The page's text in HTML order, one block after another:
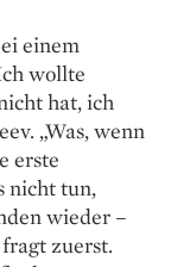
einem
wollte
hat, ich
„Was, wenn
erste
nicht tun,
wieder –
zuerst.